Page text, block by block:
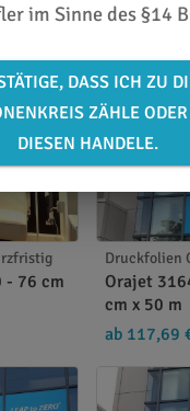
- 76 cm
Druckfolien
Orajet
cm x 50 m
ab 117,69
im Sinne des §14
DASS ICH ZU
ZÄHLE
DIESEN HANDELE.